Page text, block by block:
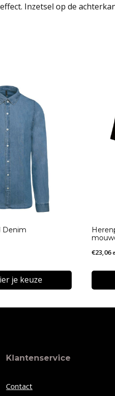
Inzetsel op de
Denim
je keuze
€23,06
Klantenservice
Contact